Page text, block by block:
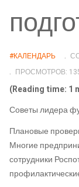
#КАЛЕНДАРЬ
ПРОСМОТРОВ:
(Reading time: 1
Советы лидера
Плановые
Многие
сотрудники